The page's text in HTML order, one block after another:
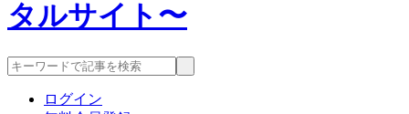
ログイン